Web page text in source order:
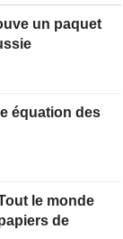
un paquet
équation des
le monde
de